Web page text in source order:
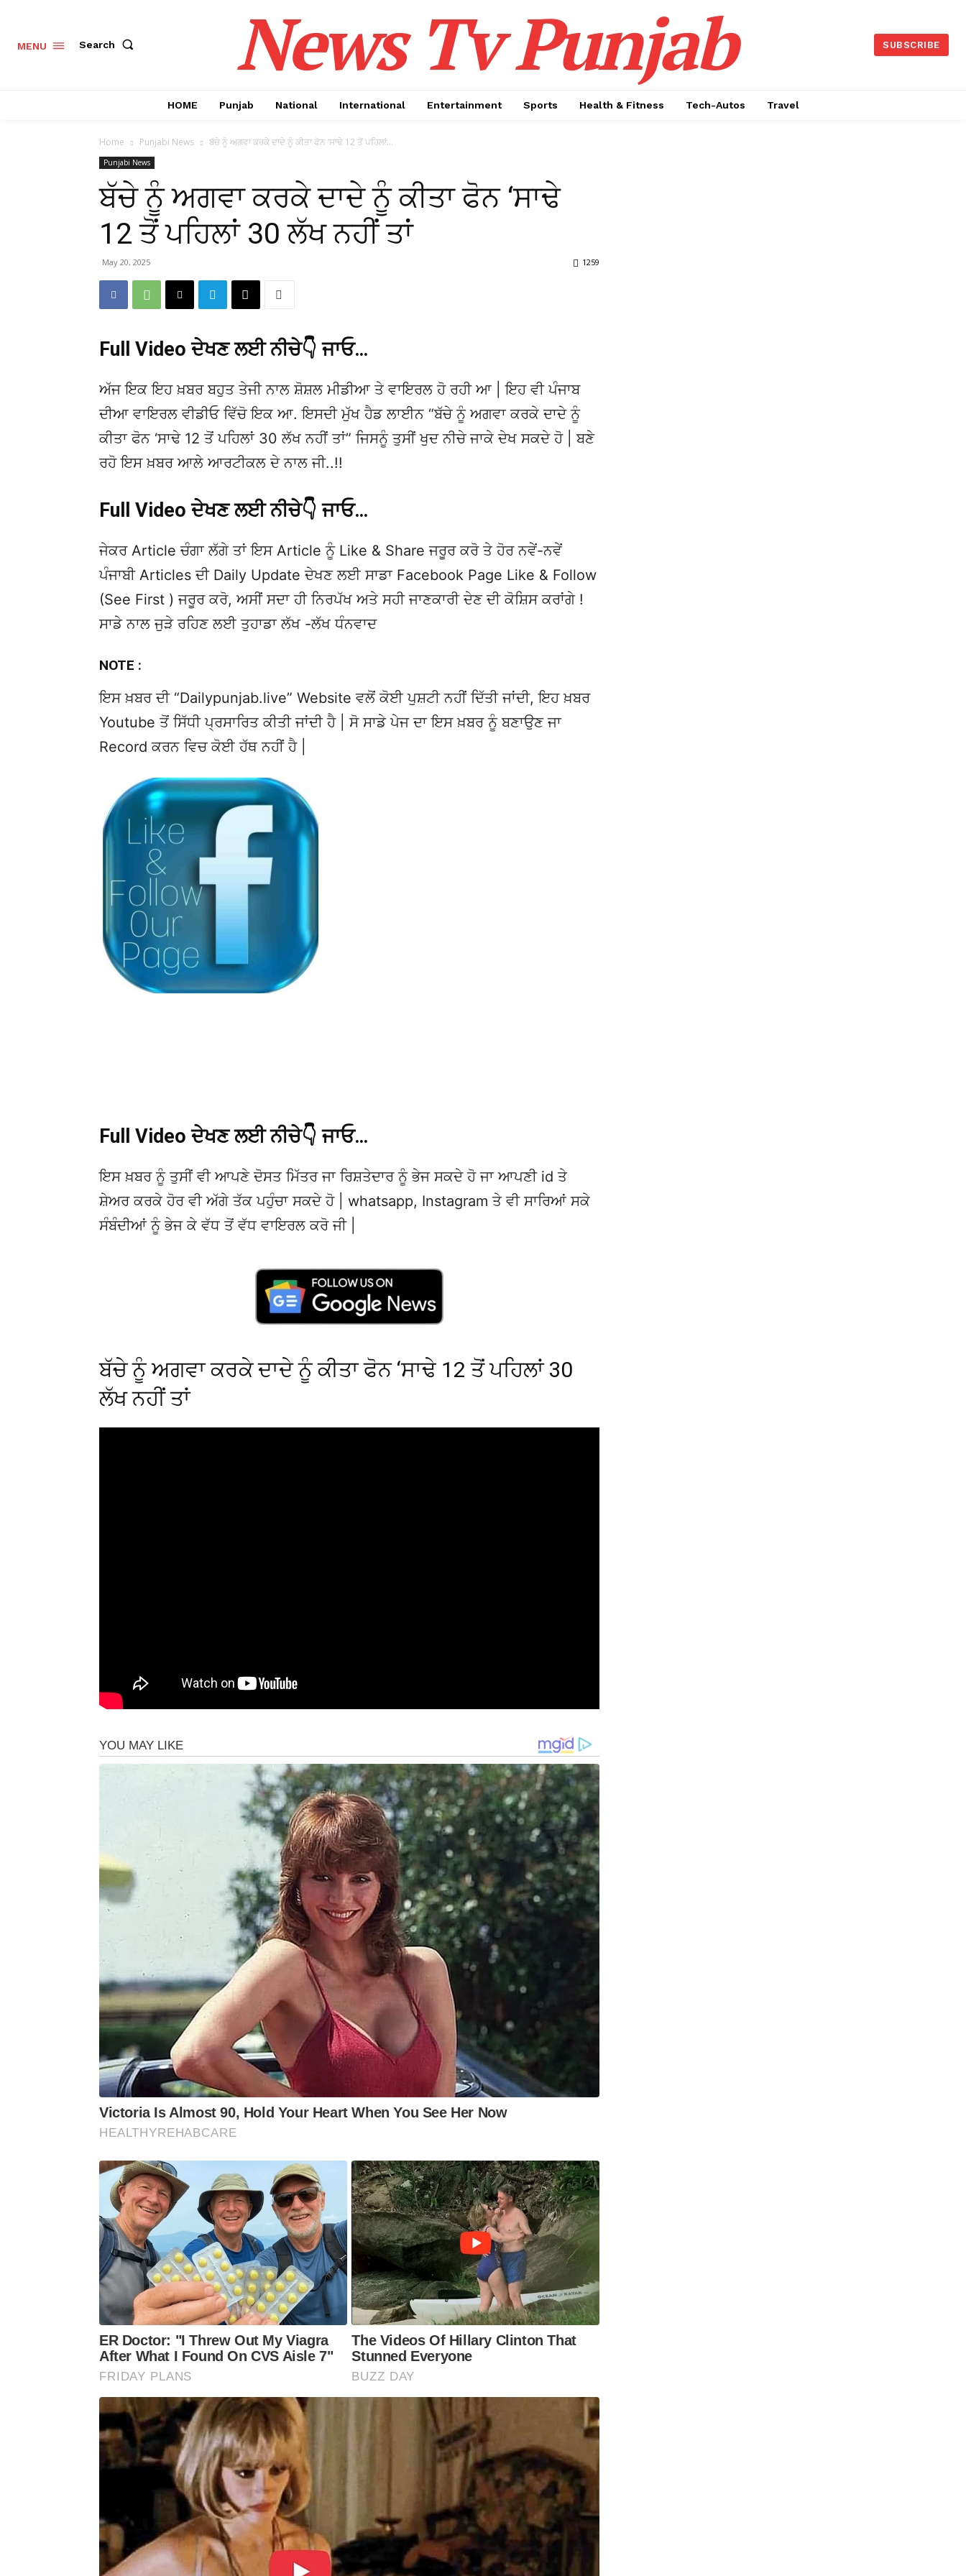
MENU Search News Tv Punjab SUBSCRIBE
HOME Punjab National International Entertainment Sports Health & Fitness Tech-Autos Travel
Home Punjabi News ਬੱਚੇ ਨੂੰ ਅਗਵਾ ਕਰਕੇ ਦਾਦੇ ਨੂੰ ਕੀਤਾ ਫੋਨ ‘ਸਾਢੇ 12 ਤੋਂ ਪਹਿਲਾਂ...
Punjabi News
ਬੱਚੇ ਨੂੰ ਅਗਵਾ ਕਰਕੇ ਦਾਦੇ ਨੂੰ ਕੀਤਾ ਫੋਨ ‘ਸਾਢੇ
12 ਤੋਂ ਪਹਿਲਾਂ 30 ਲੱਖ ਨਹੀਂ ਤਾਂ
May 20, 2025 1259
Full Video ਦੇਖਣ ਲਈ ਨੀਚੇ👇 ਜਾਓ…
ਅੱਜ ਇਕ ਇਹ ਖ਼ਬਰ ਬਹੁਤ ਤੇਜੀ ਨਾਲ ਸ਼ੋਸ਼ਲ ਮੀਡੀਆ ਤੇ ਵਾਇਰਲ ਹੋ ਰਹੀ ਆ | ਇਹ ਵੀ ਪੰਜਾਬ
ਦੀਆ ਵਾਇਰਲ ਵੀਡੀਓ ਵਿੱਚੋ ਇਕ ਆ. ਇਸਦੀ ਮੁੱਖ ਹੈਡ ਲਾਈਨ “ਬੱਚੇ ਨੂੰ ਅਗਵਾ ਕਰਕੇ ਦਾਦੇ ਨੂੰ
ਕੀਤਾ ਫੋਨ ‘ਸਾਢੇ 12 ਤੋਂ ਪਹਿਲਾਂ 30 ਲੱਖ ਨਹੀਂ ਤਾਂ” ਜਿਸਨੂੰ ਤੁਸੀਂ ਖੁਦ ਨੀਚੇ ਜਾਕੇ ਦੇਖ ਸਕਦੇ ਹੋ | ਬਣੇ
ਰਹੋ ਇਸ ਖ਼ਬਰ ਆਲੇ ਆਰਟੀਕਲ ਦੇ ਨਾਲ ਜੀ..!!
Full Video ਦੇਖਣ ਲਈ ਨੀਚੇ👇 ਜਾਓ…
ਜੇਕਰ Article ਚੰਗਾ ਲੱਗੇ ਤਾਂ ਇਸ Article ਨੂੰ Like & Share ਜਰੂਰ ਕਰੋ ਤੇ ਹੋਰ ਨਵੇਂ-ਨਵੇਂ
ਪੰਜਾਬੀ Articles ਦੀ Daily Update ਦੇਖਣ ਲਈ ਸਾਡਾ Facebook Page Like & Follow
(See First ) ਜਰੂਰ ਕਰੋ, ਅਸੀਂ ਸਦਾ ਹੀ ਨਿਰਪੱਖ ਅਤੇ ਸਹੀ ਜਾਣਕਾਰੀ ਦੇਣ ਦੀ ਕੋਸ਼ਿਸ ਕਰਾਂਗੇ !
ਸਾਡੇ ਨਾਲ ਜੁੜੇ ਰਹਿਣ ਲਈ ਤੁਹਾਡਾ ਲੱਖ -ਲੱਖ ਧੰਨਵਾਦ
NOTE :
ਇਸ ਖ਼ਬਰ ਦੀ “Dailypunjab.live” Website ਵਲੋਂ ਕੋਈ ਪੁਸ਼ਟੀ ਨਹੀਂ ਦਿੱਤੀ ਜਾਂਦੀ, ਇਹ ਖ਼ਬਰ
Youtube ਤੋਂ ਸਿੱਧੀ ਪ੍ਰਸਾਰਿਤ ਕੀਤੀ ਜਾਂਦੀ ਹੈ | ਸੋ ਸਾਡੇ ਪੇਜ ਦਾ ਇਸ ਖ਼ਬਰ ਨੂੰ ਬਣਾਉਣ ਜਾ
Record ਕਰਨ ਵਿਚ ਕੋਈ ਹੱਥ ਨਹੀਂ ਹੈ |
Full Video ਦੇਖਣ ਲਈ ਨੀਚੇ👇 ਜਾਓ…
ਇਸ ਖ਼ਬਰ ਨੂੰ ਤੁਸੀਂ ਵੀ ਆਪਣੇ ਦੋਸਤ ਮਿੱਤਰ ਜਾ ਰਿਸ਼ਤੇਦਾਰ ਨੂੰ ਭੇਜ ਸਕਦੇ ਹੋ ਜਾ ਆਪਣੀ id ਤੇ
ਸ਼ੇਅਰ ਕਰਕੇ ਹੋਰ ਵੀ ਅੱਗੇ ਤੱਕ ਪਹੁੰਚਾ ਸਕਦੇ ਹੋ | whatsapp, Instagram ਤੇ ਵੀ ਸਾਰਿਆਂ ਸਕੇ
ਸੰਬੰਦੀਆਂ ਨੂੰ ਭੇਜ ਕੇ ਵੱਧ ਤੋਂ ਵੱਧ ਵਾਇਰਲ ਕਰੋ ਜੀ |
ਬੱਚੇ ਨੂੰ ਅਗਵਾ ਕਰਕੇ ਦਾਦੇ ਨੂੰ ਕੀਤਾ ਫੋਨ ‘ਸਾਢੇ 12 ਤੋਂ ਪਹਿਲਾਂ 30
ਲੱਖ ਨਹੀਂ ਤਾਂ